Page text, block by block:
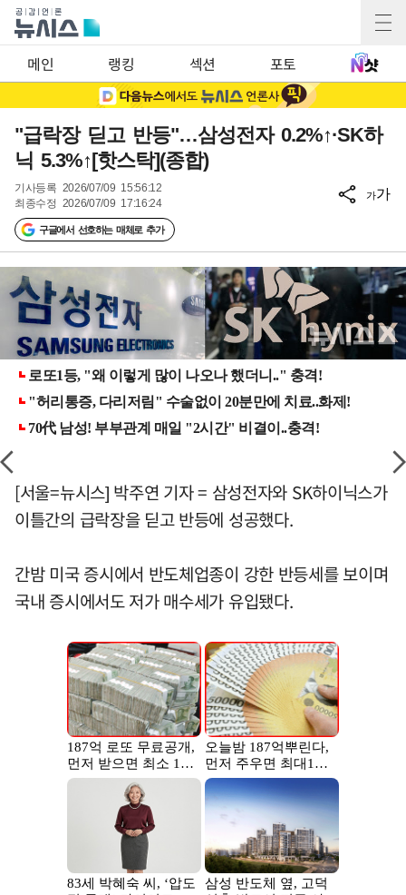
메인 랭킹 섹션 포토
"급락장 딛고 반등"…삼성전자 0.2%↑·SK하
닉 5.3%↑[핫스탁](종합)
기사등록 2026/07/09 15:56:12
최종수정 2026/07/09 17:16:24
구글에서 선호하는 매체로 추가
가가
[서울=뉴시스] 박주연 기자 = 삼성전자와 SK하이닉스가
이틀간의 급락장을 딛고 반등에 성공했다.
간밤 미국 증시에서 반도체업종이 강한 반등세를 보이며
국내 증시에서도 저가 매수세가 유입됐다.